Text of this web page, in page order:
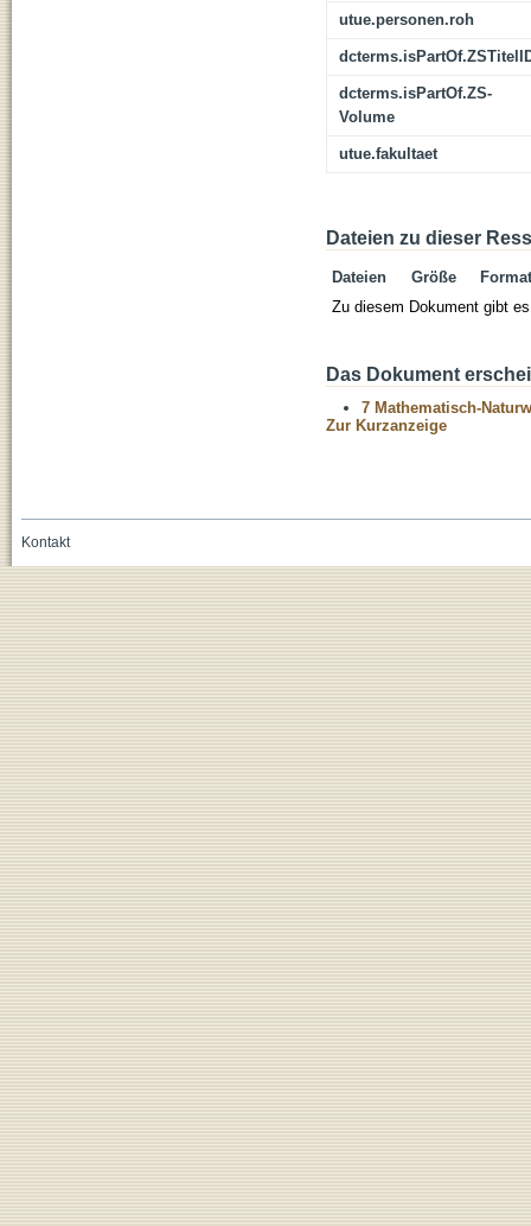
utue.personen.roh
dcterms.isPartOf.ZS-
Volume
utue.fakultaet
Dateien zu dieser
Dateien Größe
Format
Zu diesem Dokument gibt
Das Dokument
7 Mathematisch-
Zur Kurzanzeige
Kontakt